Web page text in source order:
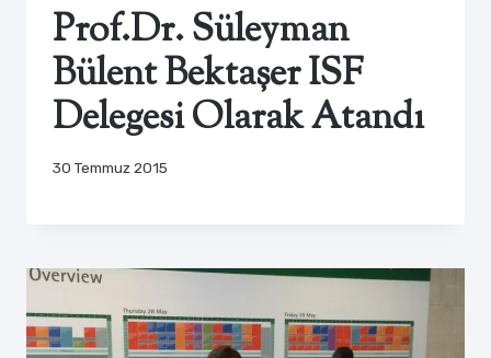
Prof.Dr. Süleyman
Bülent Bektaşer ISF
Delegesi Olarak Atandı
30 Temmuz 2015